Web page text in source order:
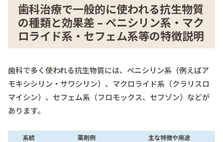
歯科治療で一般的に使われる抗生物質
の種類と効果差 – ペニシリン系・マク
ロライド系・セフェム系等の特徴説明
歯科で多く使われる抗生物質には、ペニシリン系（例えばア
モキシシリン・サワシリン）、マクロライド系（クラリスロ
マイシン）、セフェム系（フロモックス、セフゾン）などが
あります。
系統 薬剤例 主な特徴や用途